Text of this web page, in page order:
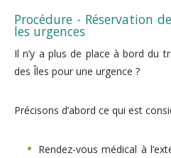
Procédure - Réservation
les urgences
Il n’y a plus de place à bord du
des Îles pour une urgence ?
Précisons d’abord ce qui est
Rendez-vous médical à